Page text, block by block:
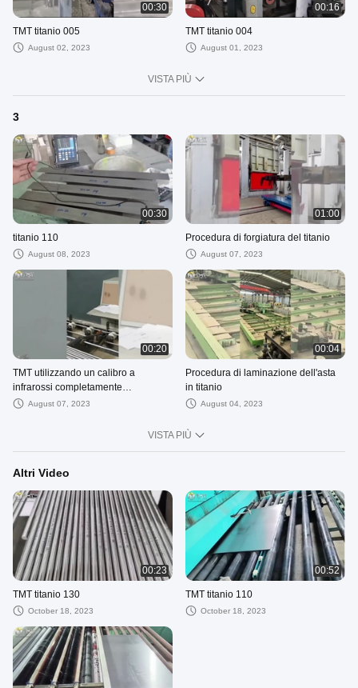
00:30
TMT titanio 005
August 02, 2023
00:16
TMT titanio 004
August 01, 2023
VISTA PIÙ
3
00:30
titanio 110
August 08, 2023
01:00
Procedura di forgiatura del titanio
August 07, 2023
00:20
TMT utilizzando un calibro a
infrarossi completamente
automatico
August 07, 2023
00:04
Procedura di laminazione dell'asta
in titanio
August 04, 2023
VISTA PIÙ
Altri Video
00:23
TMT titanio 130
October 18, 2023
00:52
TMT titanio 110
October 18, 2023